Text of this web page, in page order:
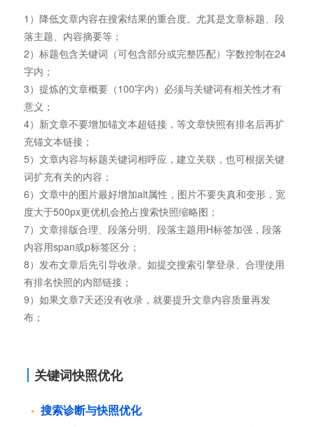
1）降低文章内容在搜索结果的重合度。尤其是文章标题、段
落主题、内容摘要等；
2）标题包含关键词（可包含部分或完整匹配）字数控制在24
字内；
3）提炼的文章概要（100字内）必须与关键词有相关性才有
意义；
4）新文章不要增加锚文本超链接，等文章快照有排名后再扩
充锚文本链接；
5）文章内容与标题关键词相呼应，建立关联，也可根据关键
词扩充有关的内容；
6）文章中的图片最好增加alt属性，图片不要失真和变形，宽
度大于500px更优机会抢占搜索快照缩略图；
7）文章排版合理、段落分明、段落主题用H标签加强，段落
内容用span或p标签区分；
8）发布文章后先引导收录。如提交搜索引擎登录、合理使用
有排名快照的内部链接；
9）如果文章7天还没有收录，就要提升文章内容质量再发
布；
关键词快照优化
搜索诊断与快照优化